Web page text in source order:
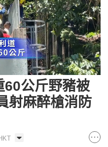
60公斤野豬被
射麻醉槍消防